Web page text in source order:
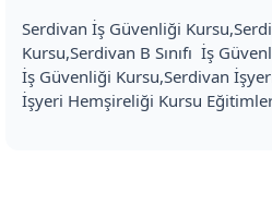
Serdivan İş Güvenliği
Kursu,Serdivan B Sınıfı İş
İş Güvenliği Kursu,Serdivan
İşyeri Hemşireliği Kursu